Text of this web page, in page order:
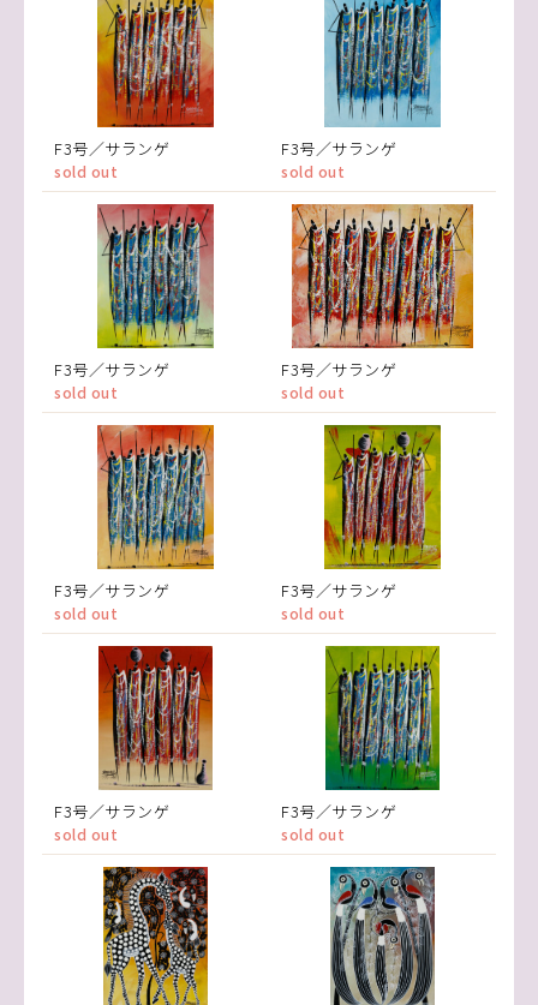
F3号／サランゲ
sold out
F3号／サランゲ
sold out
F3号／サランゲ
sold out
F3号／サランゲ
sold out
F3号／サランゲ
sold out
F3号／サランゲ
sold out
F3号／サランゲ
sold out
F3号／サランゲ
sold out